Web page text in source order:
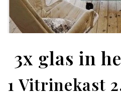
3x glas in
1 Vitrinekast